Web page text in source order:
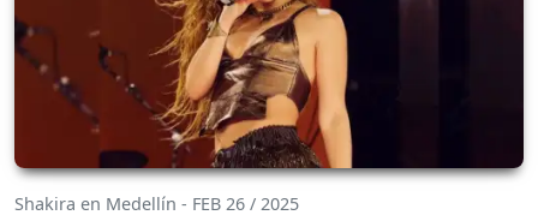
Shakira en Medellín - FEB 26 / 2025